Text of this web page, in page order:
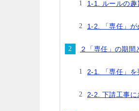
1-1. ルールの趣
1-2. 「専任」が
２「専任」の期間
2-1. 「専任」を
2-2. 下請工事に